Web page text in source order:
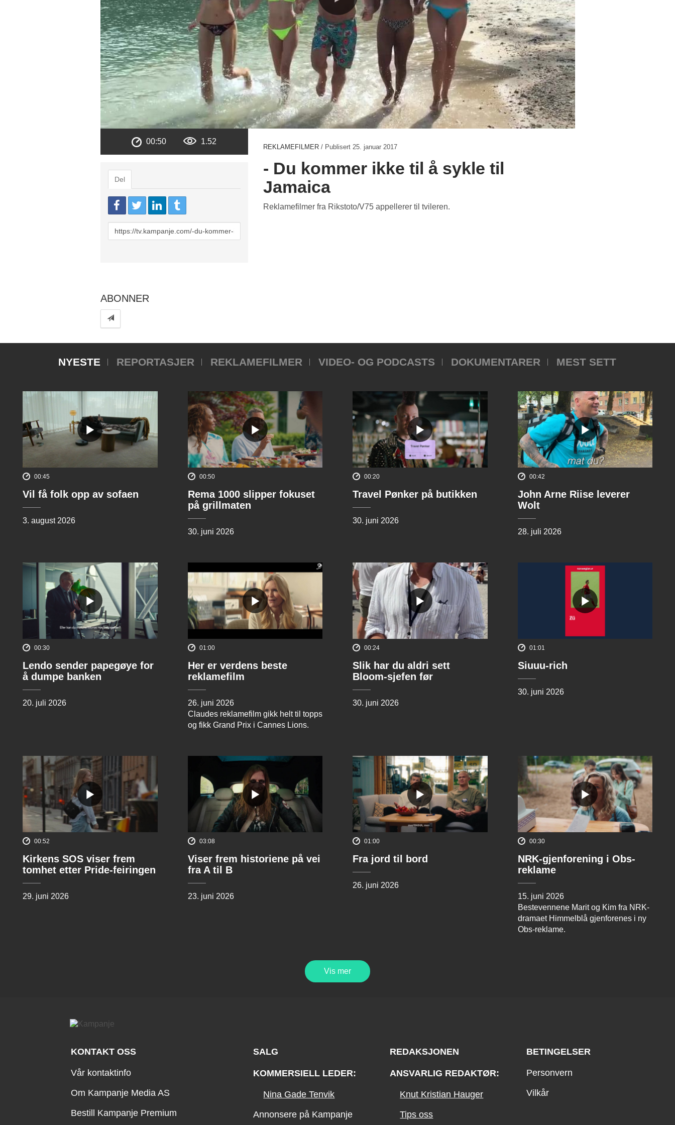
00:50 1.52
Del
URL
to
REKLAMEFILMER / Publisert 25. januar 2017
- Du kommer ikke til å sykle til
Jamaica
Reklamefilmer fra Rikstoto/V75 appellerer til tvileren.
ABONNER
NYESTE REPORTASJER REKLAMEFILMER VIDEO- OG PODCASTS DOKUMENTARER MEST SETT
00:45
Vil få folk opp av sofaen
3. august 2026
00:50
Rema 1000 slipper fokuset
på grillmaten
30. juni 2026
00:20
Travel Pønker på butikken
30. juni 2026
00:42
John Arne Riise leverer
Wolt
28. juli 2026
00:30
Lendo sender papegøye for
å dumpe banken
20. juli 2026
01:00
Her er verdens beste
reklamefilm
26. juni 2026
Claudes reklamefilm gikk helt til topps
og fikk Grand Prix i Cannes Lions.
00:24
Slik har du aldri sett
Bloom-sjefen før
30. juni 2026
01:01
Siuuu-rich
30. juni 2026
00:52
Kirkens SOS viser frem
tomhet etter Pride-feiringen
29. juni 2026
03:08
Viser frem historiene på vei
fra A til B
23. juni 2026
01:00
Fra jord til bord
26. juni 2026
00:30
NRK-gjenforening i Obs-
reklame
15. juni 2026
Bestevennene Marit og Kim fra NRK-
dramaet Himmelblå gjenforenes i ny
Obs-reklame.
Vis mer
KONTAKT OSS
Vår kontaktinfo
Om Kampanje Media AS
Bestill Kampanje Premium
SALG
KOMMERSIELL LEDER:
Nina Gade Tenvik
Annonsere på Kampanje
REDAKSJONEN
ANSVARLIG REDAKTØR:
Knut Kristian Hauger
Tips oss
BETINGELSER
Personvern
Vilkår